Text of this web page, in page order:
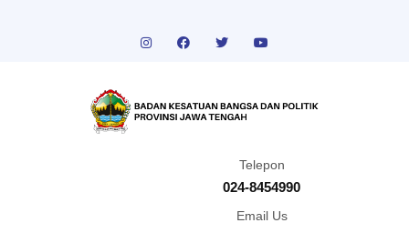
Telepon
024-8454990
Email Us